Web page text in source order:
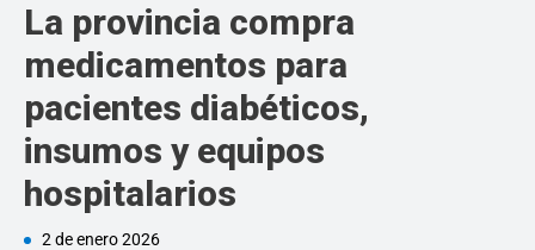
La provincia compra
medicamentos para
pacientes diabéticos,
insumos y equipos
hospitalarios
2 de enero 2026